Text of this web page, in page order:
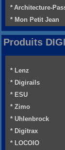
* Architecture-
* Mon Petit Jean
Produits
* Lenz
* Digirails
* ESU
* Zimo
* Uhlenbrock
* Digitrax
* LOCOIO